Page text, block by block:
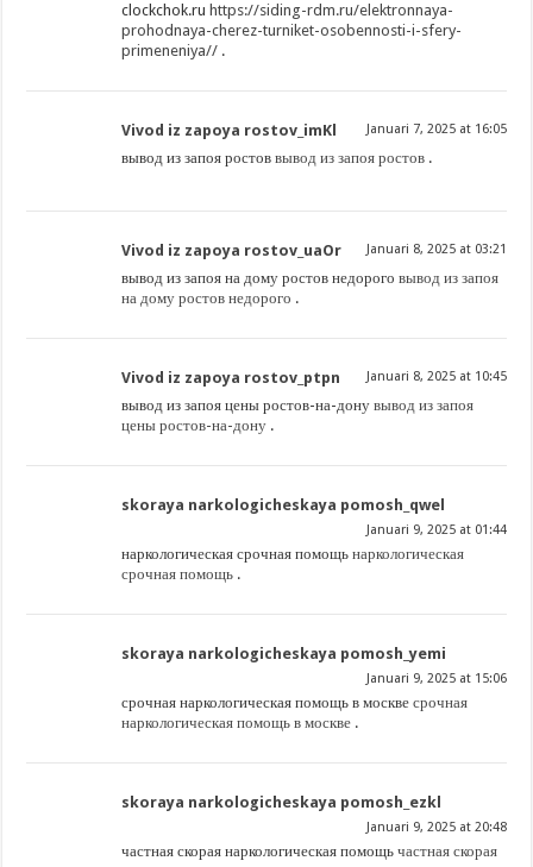
clockchok.ru https://siding-rdm.ru/elektronnaya-
prohodnaya-cherez-turniket-osobennosti-i-sfery-
primeneniya// .
Vivod iz zapoya rostov_imKl Januari 7, 2025 at 16:05
вывод из запоя ростоввывод из запоя ростов .
Vivod iz zapoya rostov_uaOr Januari 8, 2025 at 03:21
вывод из запоя на дому ростов недороговывод из запоя
на дому ростов недорого .
Vivod iz zapoya rostov_ptpn Januari 8, 2025 at 10:45
вывод из запоя цены ростов-на-донувывод из запоя
цены ростов-на-дону .
skoraya narkologicheskaya pomosh_qwel
Januari 9, 2025 at 01:44
наркологическая срочная помощьнаркологическая
срочная помощь .
skoraya narkologicheskaya pomosh_yemi
Januari 9, 2025 at 15:06
срочная наркологическая помощь в москвесрочная
наркологическая помощь в москве .
skoraya narkologicheskaya pomosh_ezkl
Januari 9, 2025 at 20:48
частная скорая наркологическая помощьчастная скорая